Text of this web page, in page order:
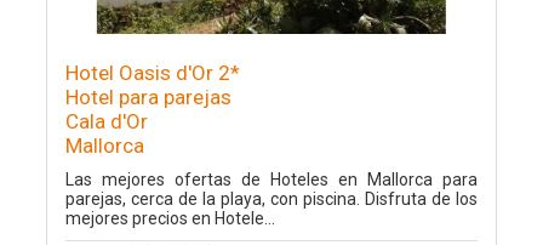
Hotel Oasis d'Or 2*
Hotel para parejas
Cala d'Or
Mallorca
Las mejores ofertas de Hoteles en Mallorca para
parejas, cerca de la playa, con piscina. Disfruta de los
mejores precios en Hotele...